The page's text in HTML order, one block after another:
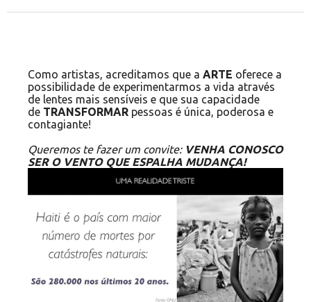
Como artistas, acreditamos que a ARTE oferece a
possibilidade de experimentarmos a vida através
de lentes mais sensíveis e que sua capacidade
de TRANSFORMAR pessoas é única, poderosa e
contagiante!
Queremos te fazer um convite:VENHA CONOSCO
SER O VENTO QUE ESPALHA MUDANÇA!